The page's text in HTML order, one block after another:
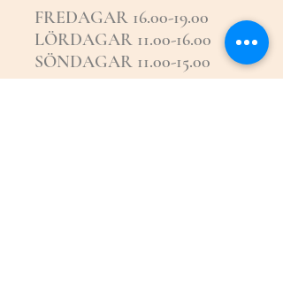
FREDAGAR 16.00-19.00
LÖRDAGAR 11.00-16.00
SÖNDAGAR 11.00-15.00